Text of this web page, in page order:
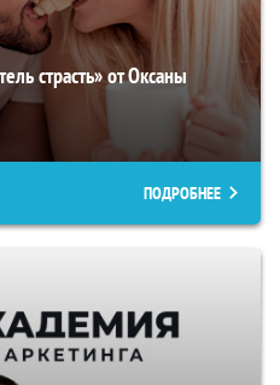
страсть» от Оксаны
ПОДРОБНЕЕ